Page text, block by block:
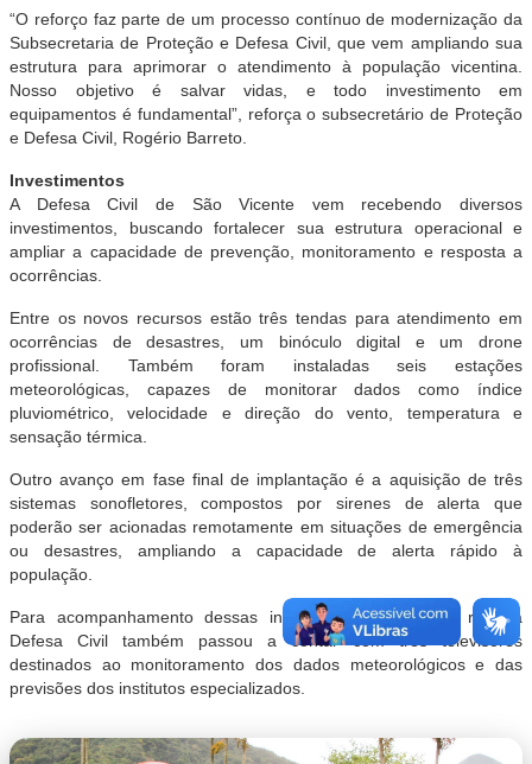
“O reforço faz parte de um processo contínuo de modernização da
Subsecretaria de Proteção e Defesa Civil, que vem ampliando sua
estrutura para aprimorar o atendimento à população vicentina.
Nosso objetivo é salvar vidas, e todo investimento em
equipamentos é fundamental”, reforça o subsecretário de Proteção
e Defesa Civil, Rogério Barreto.
Investimentos
A Defesa Civil de São Vicente vem recebendo diversos
investimentos, buscando fortalecer sua estrutura operacional e
ampliar a capacidade de prevenção, monitoramento e resposta a
ocorrências.
Entre os novos recursos estão três tendas para atendimento em
ocorrências de desastres, um binóculo digital e um drone
profissional. Também foram instaladas seis estações
meteorológicas, capazes de monitorar dados como índice
pluviométrico, velocidade e direção do vento, temperatura e
sensação térmica.
Outro avanço em fase final de implantação é a aquisição de três
sistemas sonofletores, compostos por sirenes de alerta que
poderão ser acionadas remotamente em situações de emergência
ou desastres, ampliando a capacidade de alerta rápido à
população.
Para acompanhamento dessas informações em tempo real, a
Defesa Civil também passou a contar com três televisores
destinados ao monitoramento dos dados meteorológicos e das
previsões dos institutos especializados.